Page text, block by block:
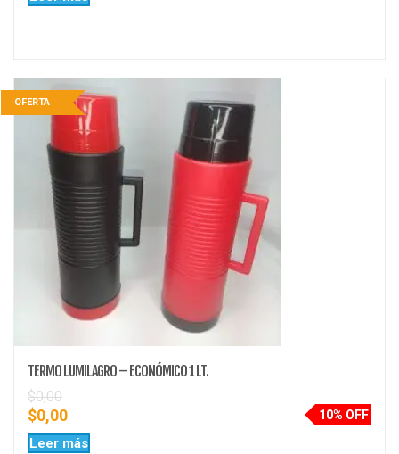
OFERTA
TERMO LUMILAGRO – ECONÓMICO 1 LT.
10% OFF
$0,00
$0,00
Leer más